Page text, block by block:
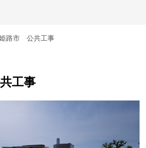
路市 公共工事
工事